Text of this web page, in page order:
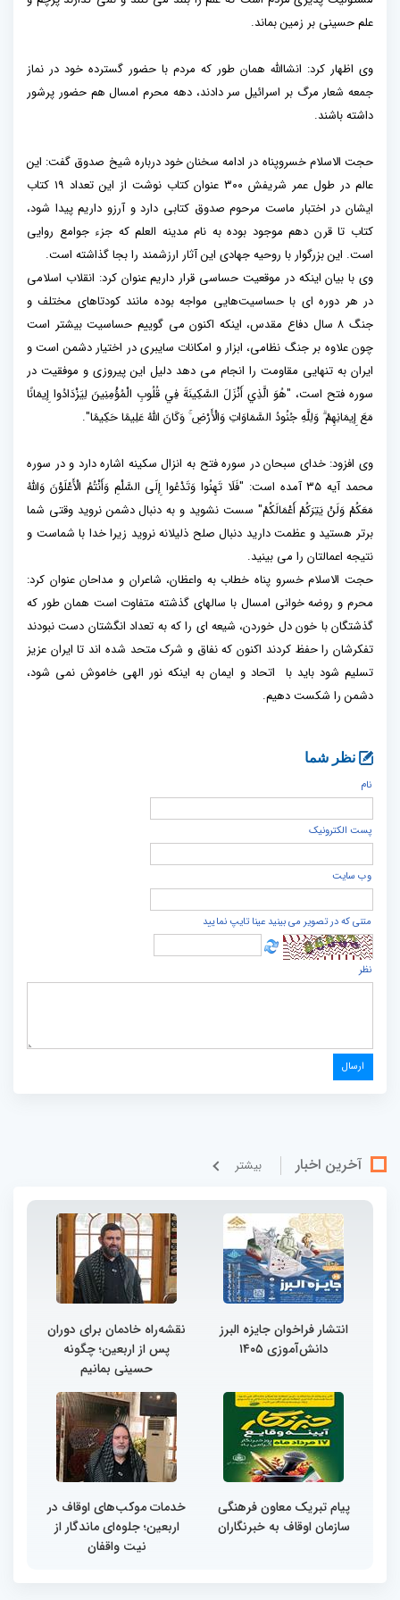
علم حسینی بر زمین بماند.
وی اظهار کرد: انشاالله همان طور که مردم با حضور گسترده خود در نماز
جمعه شعار مرگ بر اسرائیل سر دادند، دهه محرم امسال هم حضور پرشور
داشته باشند.
حجت الاسلام خسروپناه در ادامه سخنان خود درباره شیخ صدوق گفت: این
عالم در طول عمر شریفش ۳۰۰ عنوان کتاب نوشت از این تعداد ۱۹ کتاب
ایشان در اختبار ماست مرحوم صدوق کتابی دارد و آرزو داریم پیدا شود،
کتاب تا قرن دهم موجود بوده به نام مدینه العلم که جزء جوامع روایی
است. این بزرگوار با روحیه جهادی این آثار ارزشمند را بجا گذاشته است.
وی با بیان اینکه در موقعیت حساسی قرار داریم عنوان کرد: انقلاب اسلامی
در هر دوره ای با حساسیت‌هایی مواجه بوده مانند کودتاهای مختلف و
جنگ ۸ سال دفاع مقدس، اینکه اکنون می گوییم حساسیت بیشتر است
چون علاوه بر جنگ نظامی، ابزار و امکانات سایبری در اختیار دشمن است و
ایران به تنهایی مقاومت را انجام می دهد دلیل این پیروزی و موفقیت در
سوره فتح است، "هُوَ الَّذِي أَنْزَلَ السَّكِينَةَ فِي قُلُوبِ الْمُؤْمِنِينَ لِيَزْدَادُوا إِيمَانًا
مَعَ إِيمَانِهِمْ ۗ وَلِلَّهِ جُنُودُ السَّمَاوَاتِ وَالْأَرْضِ ۚ وَكَانَ اللَّهُ عَلِيمًا حَكِيمًا".
وی افزود: خدای سبحان در سوره فتح به انزال سکینه اشاره دارد و در سوره
محمد آیه ۳۵ آمده است: "فَلَا تَهِنُوا وَتَدْعُوا إِلَى السَّلْمِ وَأَنْتُمُ الْأَعْلَوْنَ وَاللَّهُ
مَعَكُمْ وَلَنْ يَتِرَكُمْ أَعْمَالَكُمْ" سست نشوید و به دنبال دشمن نروید وقتی شما
برتر هستید و عظمت دارید دنبال صلح ذلیلانه نروید زیرا خدا با شماست و
نتیجه اعمالتان را می بینید.
حجت الاسلام خسرو پناه خطاب به واعظان، شاعران و مداحان عنوان کرد:
محرم و روضه خوانی امسال با سالهای گذشته متفاوت است همان طور که
گذشتگان با خون دل خوردن، شیعه ای را که به تعداد انگشتان دست نبودند
تفکرشان را حفظ کردند اکنون که نفاق و شرک متحد شده اند تا ایران عزیز
تسلیم شود باید با اتحاد و ایمان به اینکه نور الهی خاموش نمی شود،
دشمن را شکست دهیم.
نظر شما
نام
پست الكترونيک
وب سایت
متنی که در تصویر می بینید عینا تایپ نمایید
نظر
آخرین اخبار بيشتر
انتشار فراخوان جایزه البرز
دانش‌آموزی ۱۴۰۵
نقشه‌راه خادمان برای دوران
پس از اربعین؛ چگونه
حسینی بمانیم
پیام تبریک معاون فرهنگی
سازمان اوقاف به خبرنگاران
خدمات موکب‌های اوقاف در
اربعین؛ جلوه‌ای ماندگار از
نیت واقفان